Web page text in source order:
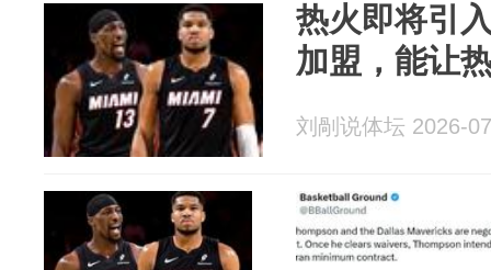
热火即将引
加盟，能让
刘剮说体坛 2026-